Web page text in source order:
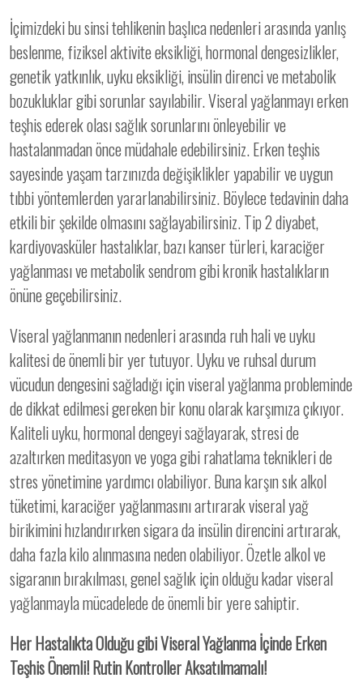
İçimizdeki bu sinsi tehlikenin başlıca nedenleri arasında yanlış
beslenme, fiziksel aktivite eksikliği, hormonal dengesizlikler,
genetik yatkınlık, uyku eksikliği, insülin direnci ve metabolik
bozukluklar gibi sorunlar sayılabilir. Viseral yağlanmayı erken
teşhis ederek olası sağlık sorunlarını önleyebilir ve
hastalanmadan önce müdahale edebilirsiniz. Erken teşhis
sayesinde yaşam tarzınızda değişiklikler yapabilir ve uygun
tıbbi yöntemlerden yararlanabilirsiniz. Böylece tedavinin daha
etkili bir şekilde olmasını sağlayabilirsiniz. Tip 2 diyabet,
kardiyovasküler hastalıklar, bazı kanser türleri, karaciğer
yağlanması ve metabolik sendrom gibi kronik hastalıkların
önüne geçebilirsiniz.
Viseral yağlanmanın nedenleri arasında ruh hali ve uyku
kalitesi de önemli bir yer tutuyor. Uyku ve ruhsal durum
vücudun dengesini sağladığı için viseral yağlanma probleminde
de dikkat edilmesi gereken bir konu olarak karşımıza çıkıyor.
Kaliteli uyku, hormonal dengeyi sağlayarak, stresi de
azaltırken meditasyon ve yoga gibi rahatlama teknikleri de
stres yönetimine yardımcı olabiliyor. Buna karşın sık alkol
tüketimi, karaciğer yağlanmasını artırarak viseral yağ
birikimini hızlandırırken sigara da insülin direncini artırarak,
daha fazla kilo alınmasına neden olabiliyor. Özetle alkol ve
sigaranın bırakılması, genel sağlık için olduğu kadar viseral
yağlanmayla mücadelede de önemli bir yere sahiptir.
Her Hastalıkta Olduğu gibi Viseral Yağlanma İçinde Erken
Teşhis Önemli! Rutin Kontroller Aksatılmamalı!